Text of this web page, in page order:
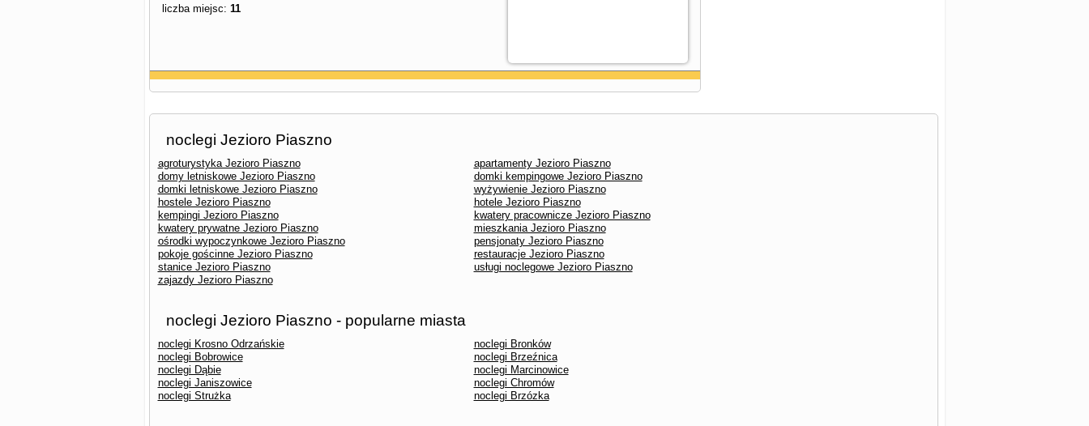
liczba miejsc: 11
noclegi Jezioro Piaszno
agroturystyka Jezioro Piaszno
apartamenty Jezioro Piaszno
domy letniskowe Jezioro Piaszno
domki kempingowe Jezioro Piaszno
domki letniskowe Jezioro Piaszno
wyżywienie Jezioro Piaszno
hostele Jezioro Piaszno
hotele Jezioro Piaszno
kempingi Jezioro Piaszno
kwatery pracownicze Jezioro Piaszno
kwatery prywatne Jezioro Piaszno
mieszkania Jezioro Piaszno
ośrodki wypoczynkowe Jezioro Piaszno
pensjonaty Jezioro Piaszno
pokoje gościnne Jezioro Piaszno
restauracje Jezioro Piaszno
stanice Jezioro Piaszno
usługi noclegowe Jezioro Piaszno
zajazdy Jezioro Piaszno
noclegi Jezioro Piaszno - popularne miasta
noclegi Krosno Odrzańskie
noclegi Bronków
noclegi Bobrowice
noclegi Brzeźnica
noclegi Dąbie
noclegi Marcinowice
noclegi Janiszowice
noclegi Chromów
noclegi Strużka
noclegi Brzózka